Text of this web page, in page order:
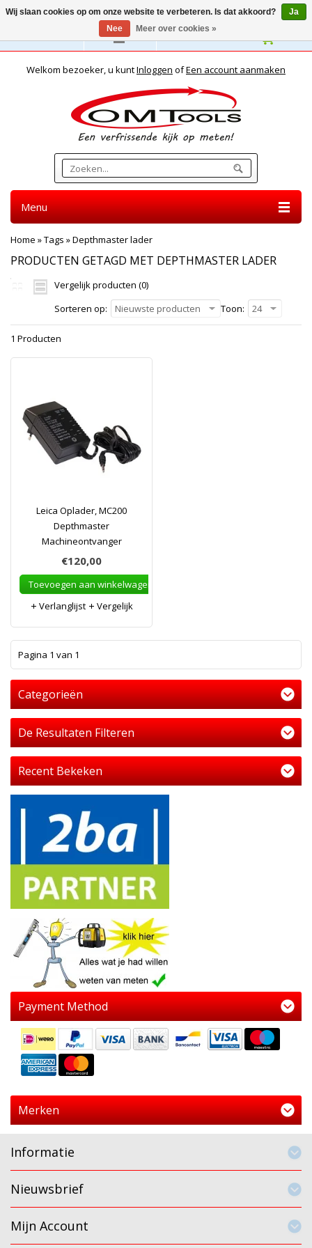
Nederlands
Welkom bezoeker, u kuntInloggen ofEen account aanmaken
Menu
Home »Tags »Depthmaster lader
PRODUCTEN GETAGD MET DEPTHMASTER LADER
Vergelijk producten (0)
Sorteren op:
Nieuwste producten Toon: 24
1 Producten
Leica Oplader, MC200
Depthmaster
Machineontvanger
€120,00
Toevoegen aan winkelwagen
Verlanglijst
Vergelijk
Pagina 1 van 1
Categorieën
De Resultaten Filteren
Recent Bekeken
Payment Method
Merken
Informatie
Nieuwsbrief
Mijn Account
Wij slaan cookies op om onze website te verbeteren. Is dat akkoord?
Ja
Nee
Meer over cookies »